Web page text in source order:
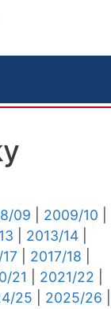
09 2009/10
2013/14
2017/18
21 2021/22
25 2025/26